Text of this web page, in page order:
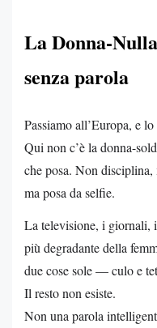
La Donna-
senza parola
Passiamo all’Europa, e
Qui non c’è la donna-
che posa. Non
ma posa da selfie.
La televisione, i giornali,
più degradante della
due cose sole —culo e
Il resto non esiste.
Non una parola